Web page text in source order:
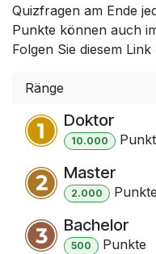
Quizfragen am Ende
Punkte können auch
Folgen Sie diesem
Ränge
Doktor
10.000 Punkt
Master
2.000 Punkte
Bachelor
500 Punkte